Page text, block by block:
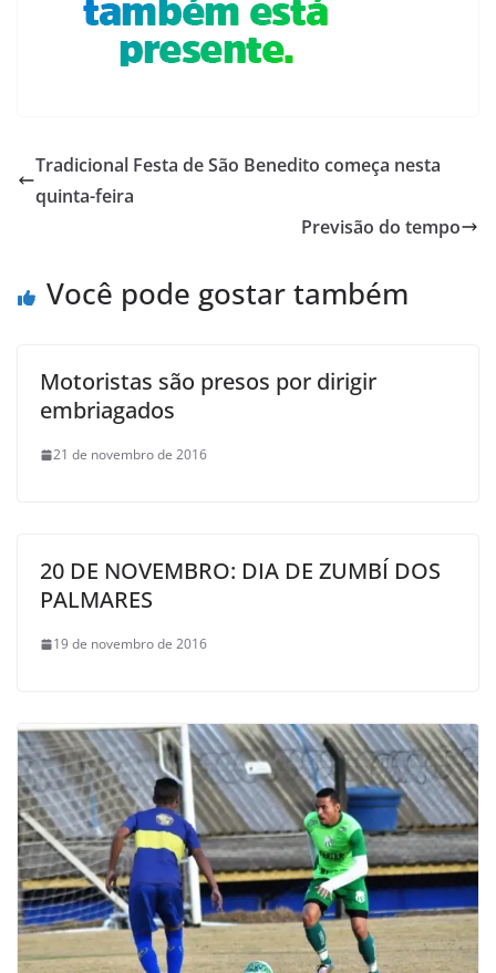
Tradicional Festa de São Benedito começa nesta
quinta-feira
Previsão do tempo
Você pode gostar também
Motoristas são presos por dirigir
embriagados
21 de novembro de 2016
20 DE NOVEMBRO: DIA DE ZUMBÍ DOS
PALMARES
19 de novembro de 2016